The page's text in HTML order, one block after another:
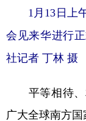
1月13日上
会见来华进行
社记者 丁林 摄
平等相待、
广大全球南方国